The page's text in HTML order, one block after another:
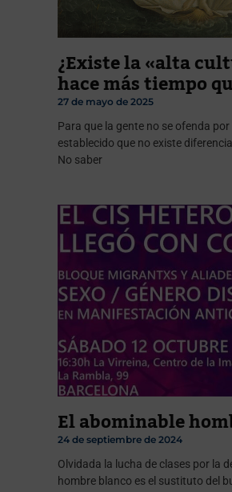
¿Existe la «alta
hace más tiempo
27 de mayo de 2025
Para que la gente no se ofenda
establecido que no existe
No saber
El abominable
24 de septiembre de 2024
Olvidada la lucha de clases por la
hombre blanco es el sustituto del